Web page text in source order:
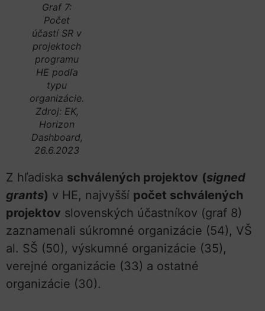
Graf 7:
Počet
účastí SR v
projektoch
programu
HE podľa
typu
organizácie.
Zdroj: EK,
Horizon
Dashboard,
26.6.2023
Z hľadiska schválených projektov (signed
grants) v HE, najvyšší počet schválených
projektov slovenských účastníkov (graf 8)
zaznamenali súkromné organizácie (54), VŠ
al. SŠ (50), výskumné organizácie (35),
verejné organizácie (33) a ostatné
organizácie (30).